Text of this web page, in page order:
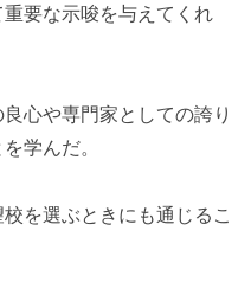
要な示唆を与えてくれ
心や専門家としての誇り
学んだ。
を選ぶときにも通じるこ